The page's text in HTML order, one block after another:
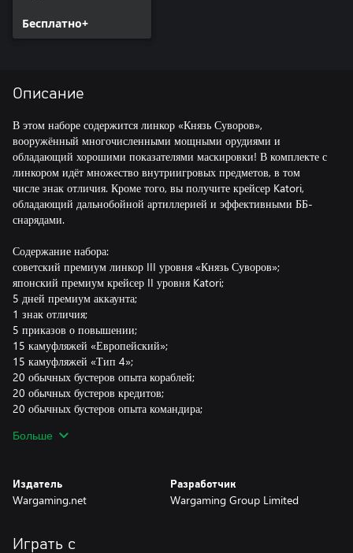
Бесплатно+
Описание
В этом наборе содержится линкор «Князь Суворов»,
вооружённый многочисленными мощными орудиями и
обладающий хорошими показателями маскировки! В комплекте с
линкором идёт множество внутриигровых предметов, в том
числе знак отличия. Кроме того, вы получите крейсер Katori,
обладающий дальнобойной артиллерией и эффективными ББ-
снарядами.
Содержание набора:
советский премиум линкор III уровня «Князь Суворов»;
японский премиум крейсер II уровня Katori;
5 дней премиум аккаунта;
1 знак отличия;
5 приказов о повышении;
15 камуфляжей «Европейский»;
15 камуфляжей «Тип 4»;
20 обычных бустеров опыта кораблей;
20 обычных бустеров кредитов;
20 обычных бустеров опыта командира;
20 обычных боевых бустеров.
компенсацию в виде 5 650 000 кредитов.
виде 1 500 000 кредитов.
Больше
Издатель
Wargaming.net
Разработчик
Wargaming Group Limited
Играть с